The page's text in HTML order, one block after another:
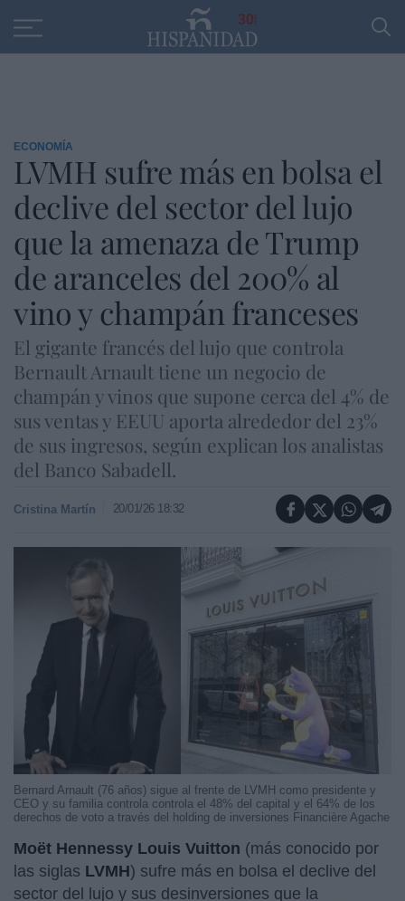
30
ECONOMÍA
LVMH sufre más en bolsa el
declive del sector del lujo
que la amenaza de Trump
de aranceles del 200% al
vino y champán franceses
El gigante francés del lujo que controla
Bernault Arnault tiene un negocio de
champán y vinos que supone cerca del 4% de
sus ventas y EEUU aporta alrededor del 23%
de sus ingresos, según explican los analistas
del Banco Sabadell.
Cristina Martín 20/01/26 18:32
Bernard Arnault (76 años) sigue al frente de LVMH como presidente y
CEO y su familia controla controla el 48% del capital y el 64% de los
derechos de voto a través del holding de inversiones Financière Agache
Moët Hennessy Louis Vuitton (más conocido por
las siglas LVMH) sufre más en bolsa el declive del
sector del lujo y sus desinversiones que la